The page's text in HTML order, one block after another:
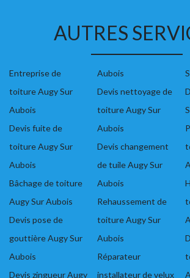
AUTRES
Entreprise de
toiture Augy Sur
Aubois
Devis fuite de
toiture Augy Sur
Aubois
Bâchage de toiture
Augy Sur Aubois
Devis pose de
gouttière Augy Sur
Aubois
Devis zingueur Augy
Aubois
Devis nettoyage de
toiture Augy Sur
Aubois
Devis changement
de tuile Augy Sur
Aubois
Rehaussement de
toiture Augy Sur
Aubois
Réparateur
installateur de velux